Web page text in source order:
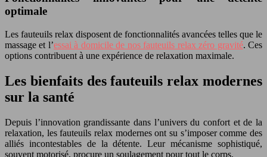
optimale
Les fauteuils relax disposent de fonctionnalités avancées telles que le
massage et l’essai à domicile de nos fauteuils relax zéro gravité. Ces
options contribuent à une expérience de relaxation maximale.
Les bienfaits des fauteuils relax modernes
sur la santé
Depuis l’innovation grandissante dans l’univers du confort et de la
relaxation, les fauteuils relax modernes ont su s’imposer comme des
alliés incontestables de la détente. Leur mécanisme sophistiqué,
souvent motorisé, procure un soulagement pour tout le corps.